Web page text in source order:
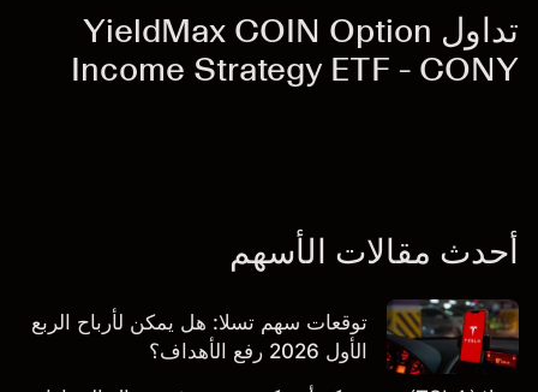
تداول YieldMax COIN Option
Income Strategy ETF - CONY
أحدث مقالات الأسهم
توقعات سهم تسلا: هل يمكن لأرباح الربع
الأول 2026 رفع الأهداف؟